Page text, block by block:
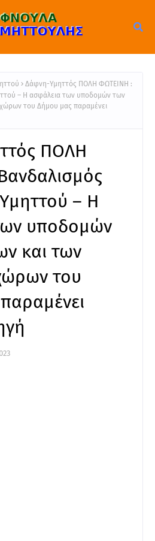
Δάφνη-Υμηττός ΠΟΛΗ ΦΩΤΕΙΝΗ :
– Η ασφάλεια των υποδομών των
του Δήμου μας παραμένει
ΠΟΛΗ
– Η
υποδομών
και των
του